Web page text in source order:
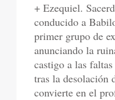
+ Ezequiel.
conducido a
primer grupo de
anunciando la
castigo a las
tras la desolación
convierte en el